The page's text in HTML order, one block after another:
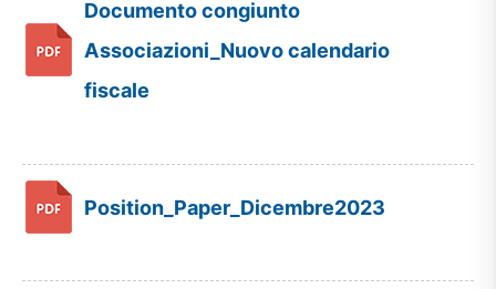
Documento congiunto
Associazioni_Nuovo calendario
fiscale
Position_Paper_Dicembre2023